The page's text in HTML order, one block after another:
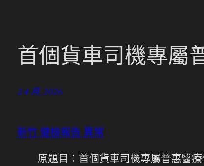
首個貨車司機專屬
2 4 月, 2026
新竹 健檢報告 異常
原題目：首個貨車司機專屬普惠醫療